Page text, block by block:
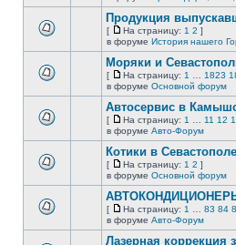
непрочитанных
сообщений.
непрочитанных
сообщений.
этой
непрочитанных
Продукция
[
На
страницу
На страницу: 1 2 ]
в форуме История нашего
этой
непрочитанных
сообщений.
Моряки и
[
На
страницу
На страницу: 1 1823
в форуме Основной форум
этой
непрочитанных
Автосервис в
[
На
страницу
На страницу: 1 11 12
в форуме Авто-Форум
этой
непрочитанных
сообщений.
Котики в
[
На
страницу
На страницу: 1 2 ]
в форуме Основной форум
этой
АВТОКОНДИЦИОНЕРЫ
[
На
страницу
На страницу: 1 83 84
в форуме Авто-Форум
Лазерная коррекция